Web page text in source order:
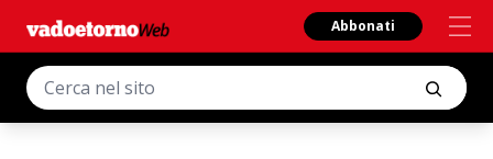
Abbonati